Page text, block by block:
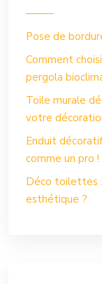
Pose de
Comment
pergola
Toile murale
votre
Enduit
comme un pro !
Déco toilettes
esthétique ?